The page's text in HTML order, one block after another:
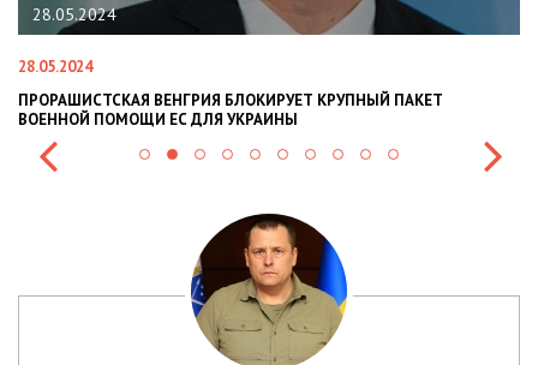
ВЕНГРИЯ БЛОКИРУЕТ КРУПНЫЙ ПАКЕТ
ЕС ДЛЯ УКРАИНЫ
НАЦПОЛІЦІЯ